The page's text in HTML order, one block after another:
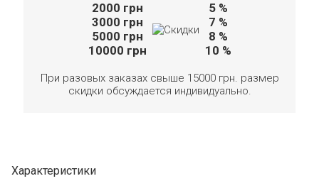
2000 грн
3000 грн
5000 грн
10000 грн
5 %
7 %
8 %
10 %
При разовых заказах свыше 15000 грн. размер
скидки обсуждается индивидуально.
Характеристики